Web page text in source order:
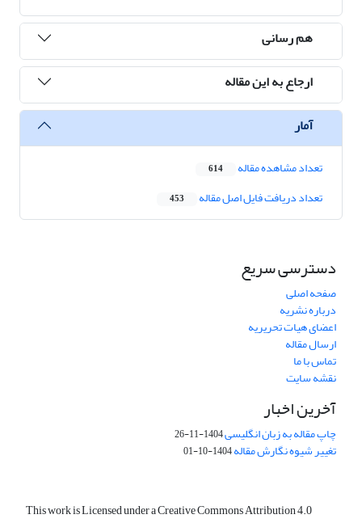
هم رسانی
ارجاع به این مقاله
آمار
تعداد مشاهده مقاله 614
تعداد دریافت فایل اصل مقاله 453
دسترسی سریع
صفحه اصلی
درباره نشریه
اعضای هیات تحریریه
ارسال مقاله
تماس با ما
نقشه سایت
آخرین اخبار
چاپ مقاله به زبان انگلیسی1404-11-26
تغییر شیوه نگارش مقاله1404-10-01
This work is Licensed under a Creative Commons Attribution 4.0